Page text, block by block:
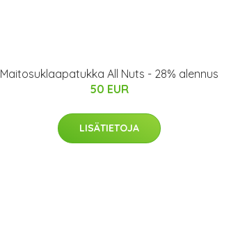
Maitosuklaapatukka All Nuts - 28% alennus
50 EUR
LISÄTIETOJA